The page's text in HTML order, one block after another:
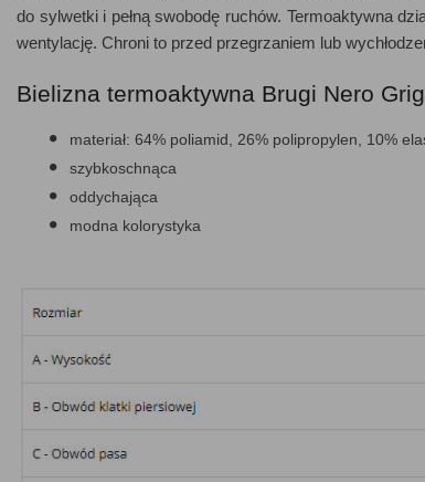
do sylwetki i pełną swobodę ruchów. Termoaktywna
wentylację. Chroni to przed przegrzaniem lub
Bielizna termoaktywna Brugi Nero
materiał: 64% poliamid, 26% polipropylen, 10%
szybkoschnąca
oddychająca
modna kolorystyka